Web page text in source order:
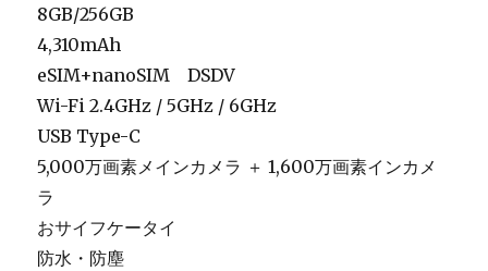
8GB/256GB
4,310mAh
eSIM+nanoSIM DSDV
Wi-Fi 2.4GHz / 5GHz / 6GHz
USB Type-C
5,000万画素メインカメラ ＋ 1,600万画素インカメ
ラ
おサイフケータイ
防水・防塵